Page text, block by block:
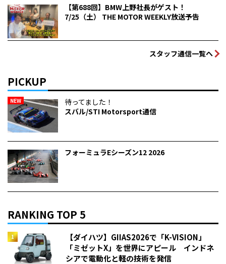
【第688回】BMW上野社長がゲスト！
7/25（土） THE MOTOR WEEKLY放送予告
スタッフ通信一覧へ
PICKUP
NEW
待ってました！
スバル/STI Motorsport通信
フォーミュラEシーズン12 2026
RANKING TOP 5
【ダイハツ】GIIAS2026で「K-VISION」
「ミゼットX」を世界にアピール インドネ
シアで電動化と軽の技術を発信